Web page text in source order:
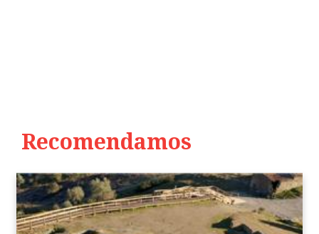
Recomendamos